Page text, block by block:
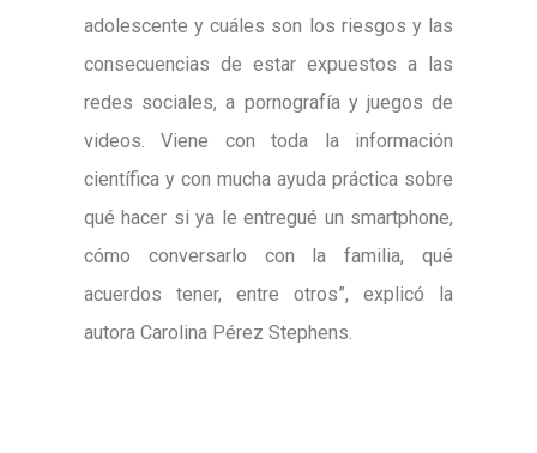
adolescente y cuáles son los riesgos y las
consecuencias de estar expuestos a las
redes sociales, a pornografía y juegos de
videos. Viene con toda la información
científica y con mucha ayuda práctica sobre
qué hacer si ya le entregué un smartphone,
cómo conversarlo con la familia, qué
acuerdos tener, entre otros”, explicó la
autora Carolina Pérez Stephens.